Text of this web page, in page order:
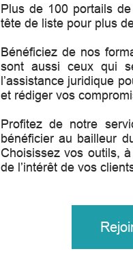
Plus de 100 portails
tête de liste pour plus
Bénéficiez de nos
sont aussi ceux qui
l’assistance juridique
et rédiger vos
Profitez de notre
bénéficier au bailleur
Choisissez vos outils,
de l’intérêt de vos